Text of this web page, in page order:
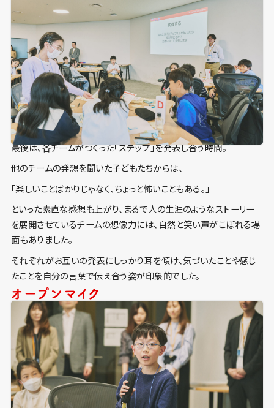
最後は、各チームがつくった「ステップ」を発表し合う時間。
他のチームの発想を聞いた子どもたちからは、
「楽しいことばかりじゃなく、ちょっと怖いこともある。」
といった素直な感想も上がり、まるで人の生涯のようなストーリー
を展開させているチームの想像力には、自然と笑い声がこぼれる場
面もありました。
それぞれがお互いの発表にしっかり耳を傾け、気づいたことや感じ
たことを自分の言葉で伝え合う姿が印象的でした。
オープンマイク